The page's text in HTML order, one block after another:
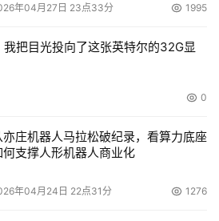
年04月27日 23点33分 1995
把目光投向了这张英特尔的32G显
0
亦庄机器人马拉松破纪录，看算力底座
何支撑人形机器人商业化
年04月24日 22点31分 1276